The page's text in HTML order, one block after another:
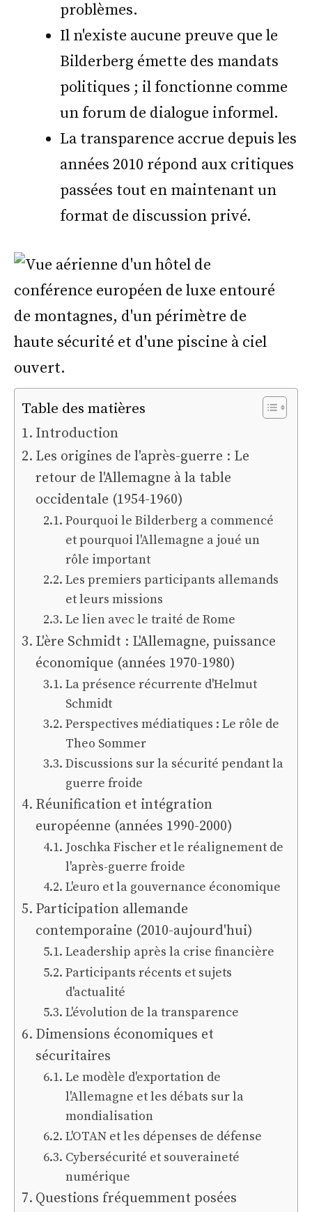
problèmes.
Il n'existe aucune preuve que le
Bilderberg émette des mandats
politiques ; il fonctionne comme
un forum de dialogue informel.
La transparence accrue depuis les
années 2010 répond aux critiques
passées tout en maintenant un
format de discussion privé.
Table des matières
Introduction
Les origines de l'après-guerre : Le
retour de l'Allemagne à la table
occidentale (1954-1960)
Pourquoi le Bilderberg a commencé
et pourquoi l'Allemagne a joué un
rôle important
Les premiers participants allemands
et leurs missions
Le lien avec le traité de Rome
L'ère Schmidt : L'Allemagne, puissance
économique (années 1970-1980)
La présence récurrente d'Helmut
Schmidt
Perspectives médiatiques : Le rôle de
Theo Sommer
Discussions sur la sécurité pendant la
guerre froide
Réunification et intégration
européenne (années 1990-2000)
Joschka Fischer et le réalignement de
l'après-guerre froide
L'euro et la gouvernance économique
Participation allemande
contemporaine (2010-aujourd'hui)
Leadership après la crise financière
Participants récents et sujets
d'actualité
L'évolution de la transparence
Dimensions économiques et
sécuritaires
Le modèle d'exportation de
l'Allemagne et les débats sur la
mondialisation
L'OTAN et les dépenses de défense
Cybersécurité et souveraineté
numérique
Questions fréquemment posées